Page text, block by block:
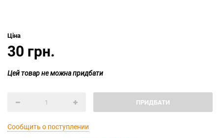
Ціна
30 грн.
Цей товар не можна придбати
ПРИДБАТИ
Сообщить о поступлении